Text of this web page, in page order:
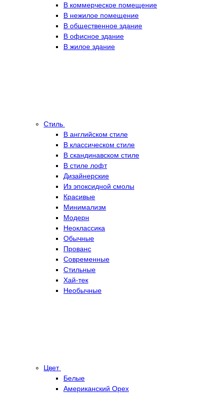
В коммерческое помещение
В нежилое помещение
В общественное здание
В офисное здание
В жилое здание
Стиль
В английском стиле
В классическом стиле
В скандинавском стиле
В стиле лофт
Дизайнерские
Из эпоксидной смолы
Красивые
Минимализм
Модерн
Неоклассика
Обычные
Прованс
Современные
Стильные
Хай-тек
Необычные
Цвет
Белые
Американский Орех